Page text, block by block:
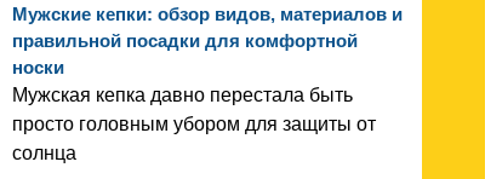
Мужские кепки: обзор видов, материалов и
правильной посадки для комфортной
носки
Мужская кепка давно перестала быть
просто головным убором для защиты от
солнца